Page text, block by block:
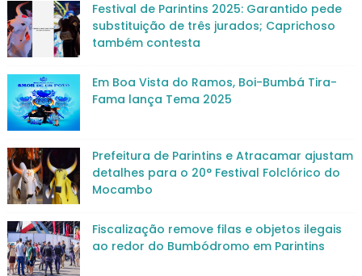
Festival de Parintins 2025: Garantido pede
substituição de três jurados; Caprichoso
também contesta
Em Boa Vista do Ramos, Boi-Bumbá Tira-
Fama lança Tema 2025
Prefeitura de Parintins e Atracamar ajustam
detalhes para o 20° Festival Folclórico do
Mocambo
Fiscalização remove filas e objetos ilegais
ao redor do Bumbódromo em Parintins